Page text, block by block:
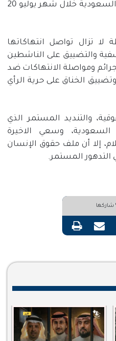
شهدتها المملكة العربية السعودية خلال شهر يوليو 20
لا تزال تواصل انتهاكاتها
والتضييق على الناشطين
ومواصلة الانتهاكات ضد
الخناق على حرية الرأي
والتنديد المستمر الذي
وسعي الاخيرة
إلا أن ملف حقوق الإنسان
التدهور المستمر.
شاركها
تويتر مشاركة عبر البريد طباعة